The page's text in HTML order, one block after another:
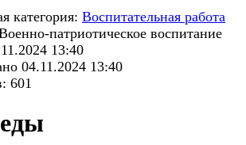
категория: Воспитательная работа
патриотическое воспитание
13:40
04.11.2024 13:40
601